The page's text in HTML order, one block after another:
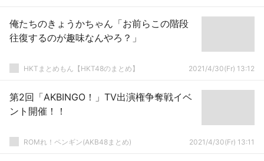
俺たちのきょうかちゃん「お前らこの階段
往復するのが趣味なんやろ？」
HKTまとめもん【HKT48のまとめ】 2021/4/30(Fr) 13:12
第2回「AKBINGO！」TV出演権争奪戦イベ
ント開催！！
ROMれ！ペンギン(AKB48まとめ) 2021/4/30(Fr) 13:11